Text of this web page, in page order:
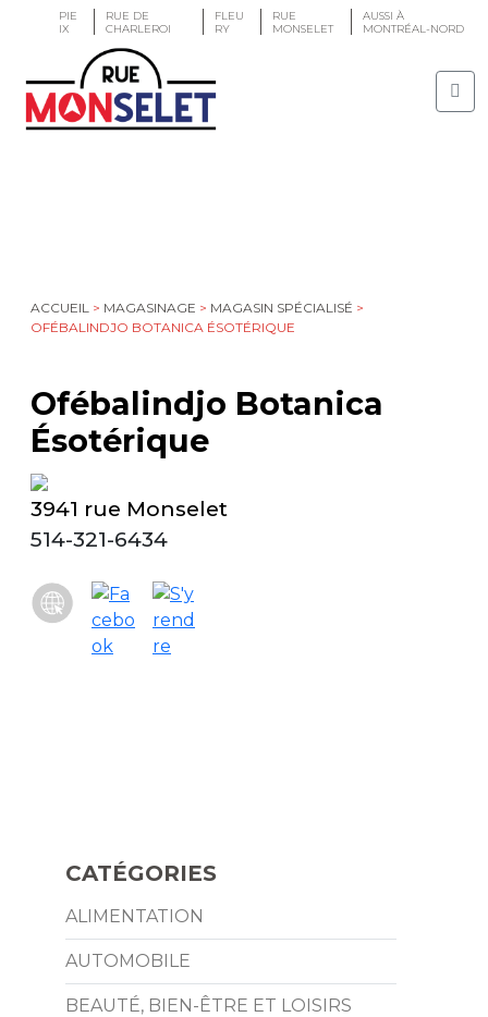
PIE
IX
RUE DE
CHARLEROI
FLEU
RY
RUE
MONSELET
AUSSI À
MONTRÉAL-NORD
ACCUEIL > MAGASINAGE > MAGASIN SPÉCIALISÉ >
OFÉBALINDJO BOTANICA ÉSOTÉRIQUE
Ofébalindjo Botanica
Ésotérique
3941 rue Monselet
514-321-6434
CATÉGORIES
ALIMENTATION
AUTOMOBILE
BEAUTÉ, BIEN-ÊTRE ET LOISIRS